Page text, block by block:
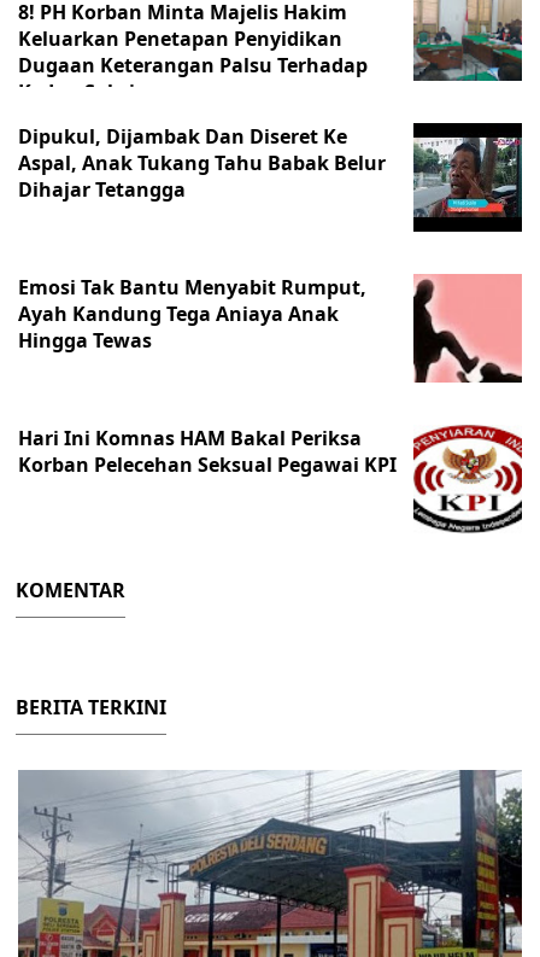
8! PH Korban Minta Majelis Hakim
Keluarkan Penetapan Penyidikan
Dugaan Keterangan Palsu Terhadap
Kedua Saksi
Dipukul, Dijambak Dan Diseret Ke
Aspal, Anak Tukang Tahu Babak Belur
Dihajar Tetangga
Emosi Tak Bantu Menyabit Rumput,
Ayah Kandung Tega Aniaya Anak
Hingga Tewas
Hari Ini Komnas HAM Bakal Periksa
Korban Pelecehan Seksual Pegawai KPI
KOMENTAR
BERITA TERKINI